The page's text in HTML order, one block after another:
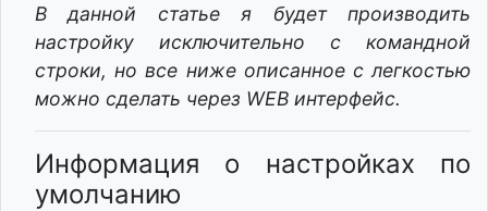
В данной статье я будет производить
настройку исключительно с командной
строки, но все ниже описанное с легкостью
можно сделать через WEB интерфейс.
Информация о настройках по
умолчанию